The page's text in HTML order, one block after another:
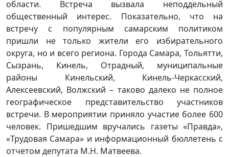
области. Встреча вызвала неподдельный
общественный интерес. Показательно, что на
встречу с популярным самарским политиком
пришли не только жители его избирательного
округа, но и всего региона. Города Самара, Тольятти,
Сызрань, Кинель, Отрадный, муниципальные
районы Кинельский, Кинель-Черкасский,
Алексеевский, Волжский – таково далеко не полное
географическое представительство участников
встречи. В мероприятии приняло участие более 600
человек. Пришедшим вручались газеты «Правда»,
«Трудовая Самара» и информационный бюллетень с
отчетом депутата М.Н. Матвеева.